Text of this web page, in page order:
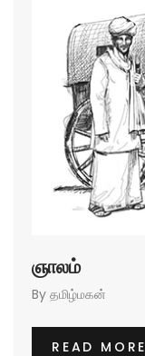
ஞாலம்
By தமிழ்மகன்
READ MORE